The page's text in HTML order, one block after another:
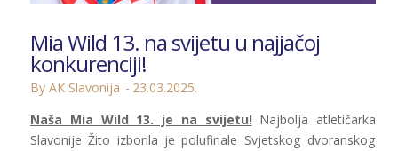
Mia Wild 13. na svijetu u najjačoj
konkurenciji!
By AK Slavonija
23.03.2025.
Naša Mia Wild 13. je na svijetu! Najbolja atletičarka
Slavonije Žito izborila je polufinale Svjetskog dvoranskog